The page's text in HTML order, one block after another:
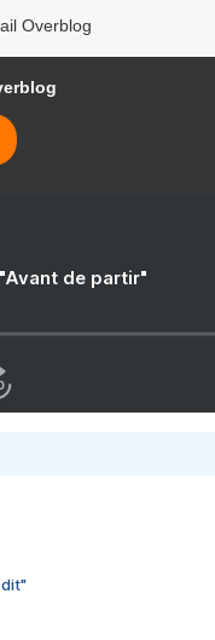
Overblog
de partir"